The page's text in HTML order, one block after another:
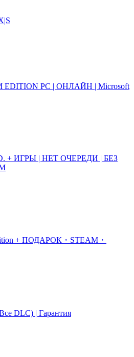
EDITION PC | ОНЛАЙН | Microsoft
+ ИГРЫ | НЕТ ОЧЕРЕДИ | БЕЗ
+ ПОДАРОК・STEAM・
DLC) | Гарантия